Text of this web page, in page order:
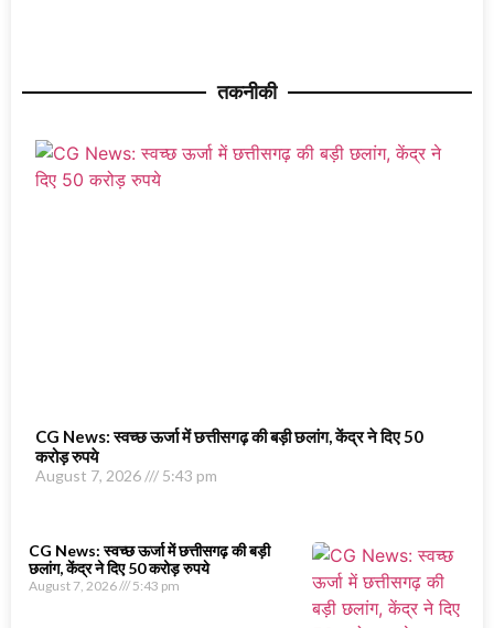
तकनीकी
CG News: स्वच्छ ऊर्जा में छत्तीसगढ़ की बड़ी छलांग, केंद्र ने दिए 50
करोड़ रुपये
August 7, 2026 5:43 pm
CG News: स्वच्छ ऊर्जा में छत्तीसगढ़ की बड़ी
छलांग, केंद्र ने दिए 50 करोड़ रुपये
August 7, 2026 5:43 pm